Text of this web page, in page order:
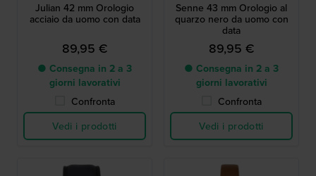
Julian 42 mm Orologio
acciaio da uomo con data
89,95 €
● Consegna in 2 a 3
giorni lavorativi
Confronta
Vedi i prodotti
Senne 43 mm Orologio al
quarzo nero da uomo con
data
89,95 €
● Consegna in 2 a 3
giorni lavorativi
Confronta
Vedi i prodotti